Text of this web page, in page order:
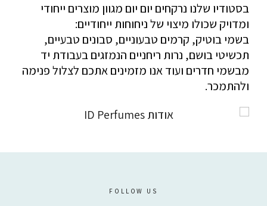
FacebookInstagramPinterest
בסטודיו שלנו נרקחים יום יום מגוון מוצרים ייחודי
ומדויק שכולו מיצוי של ניחוחות ייחודיים:
בשמי בוטיק, קרמים טבעוניים, סבונים טבעיים,
תכשיטי בושם, נרות ריחניים הנמזגים בעבודת יד
מבשמי חדרים ועוד אנו מזמינים אתכם לצלול פנימה
ולהתמכר.
FOLLOW US